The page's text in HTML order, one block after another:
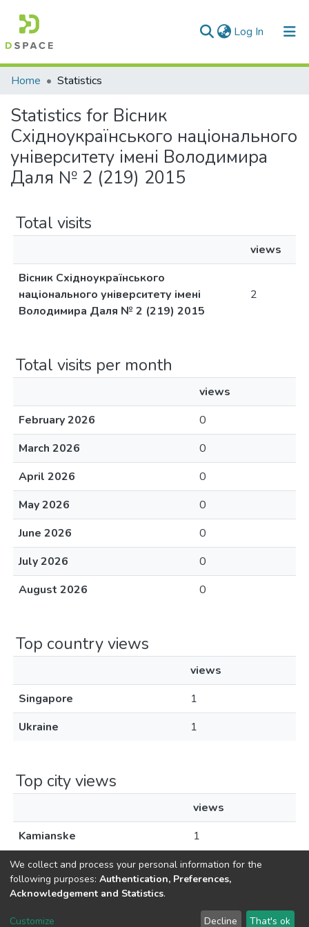
Log In (current)
Communities & Collections
All of DSpace
Home Statistics
Statistics for Вісник
Східноукраїнського національного
університету імені Володимира
Даля № 2 (219) 2015
Total visits
views
Вісник Східноукраїнського
національного університету імені
Володимира Даля № 2 (219) 2015
2
Total visits per month
views
February 2026
0
March 2026
0
April 2026
0
May 2026
0
June 2026
0
July 2026
0
August 2026
0
Top country views
views
Singapore
1
Ukraine
1
Top city views
views
Kamianske
1
Dspace & Volodymyr Dahl East Ukrainian National University
LYRASIS
We collect and process your personal information for the
following purposes: Authentication, Preferences,
Acknowledgement and Statistics.
Customize Decline That's ok